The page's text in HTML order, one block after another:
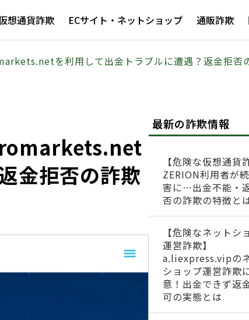
想通貨詐欺 ECサイト・ネットショップ 通販詐欺
を利用して出金トラブルに遭遇？返金拒否
金拒否の詐欺
最新の詐欺情報
【危険な仮想通貨
ZERION利用者が
害に…出金不能・
否の詐欺の特徴と
【危険なネットシ
運営詐欺】
a.liexpress.vipの
ショップ運営詐欺
意！出金できず返
可の実態とは